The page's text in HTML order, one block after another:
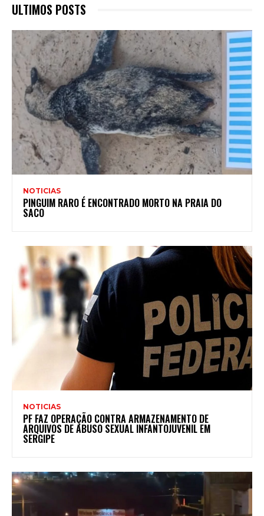
ULTIMOS POSTS
NOTICIAS
PINGUIM RARO É ENCONTRADO MORTO NA PRAIA DO
SACO
NOTICIAS
PF FAZ OPERAÇÃO CONTRA ARMAZENAMENTO DE
ARQUIVOS DE ABUSO SEXUAL INFANTOJUVENIL EM
SERGIPE